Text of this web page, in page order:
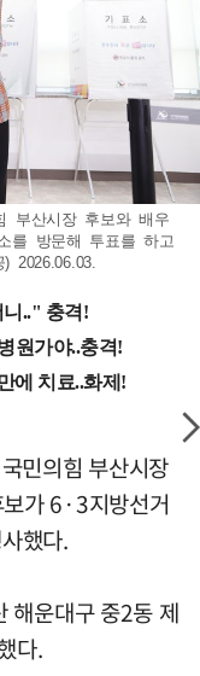
부산시장 후보와 배우
를 방문해 투표를 하고
2026.06.03.
민의힘 부산시장
가 6·3지방선거
했다.
해운대구 중2동 제
다.